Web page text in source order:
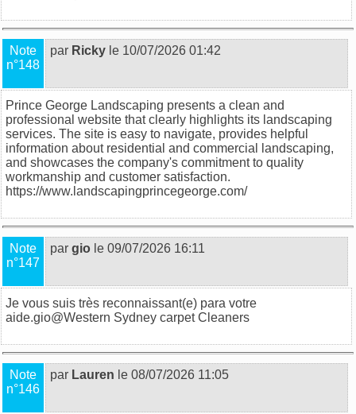
Note
n°148
par Ricky le 10/07/2026 01:42
Prince George Landscaping presents a clean and
professional website that clearly highlights its landscaping
services. The site is easy to navigate, provides helpful
information about residential and commercial landscaping,
and showcases the company's commitment to quality
workmanship and customer satisfaction.
https://www.landscapingprincegeorge.com/
Note
n°147
par gio le 09/07/2026 16:11
Je vous suis très reconnaissant(e) para votre
aide.gio@Western Sydney carpet Cleaners
Note
n°146
par Lauren le 08/07/2026 11:05